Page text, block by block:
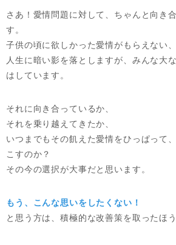
さあ！愛情問題に対して、ちゃんと向き
す。
子供の頃に欲しかった愛情がもらえない
人生に暗い影を落としますが、みんな大
はしています。
それに向き合っているか、
それを乗り越えてきたか、
いつまでもその飢えた愛情をひっぱって
こすのか？
その今の選択が大事だと思います。
もう、こんな思いをしたくない！
と思う方は、積極的な改善策を取ったほ